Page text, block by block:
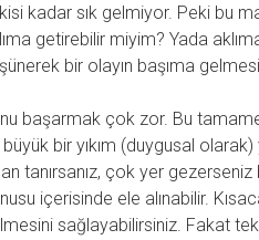
kadar sık gelmiyor. Peki bu
getirebilir miyim? Yada
bir olayın başıma
başarmak çok zor. Bu
bir yıkım (duygusal
tanırsanız, çok yer
içerisinde ele alınabilir.
sağlayabilirsiniz. Fakat